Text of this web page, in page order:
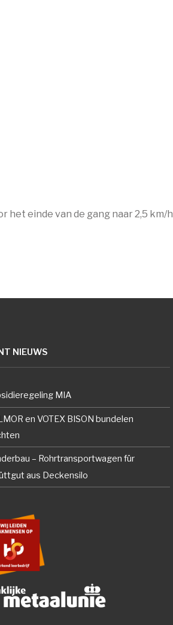
het einde van de gang naar 2,5 km/h
NIEUWS
MIA
en VOTEX BISON bundelen
– Rohrtransportwagen für
aus Deckensilo